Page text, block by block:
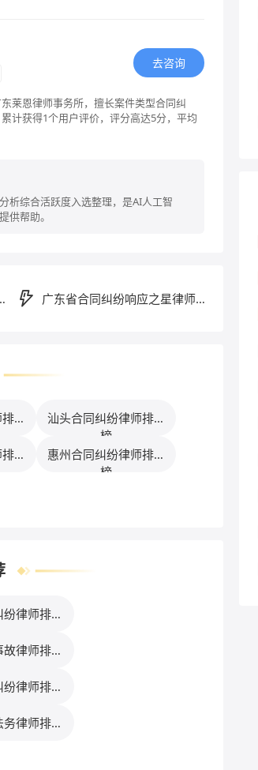
去咨询
莱恩律师事务所，擅长案件类型合同纠
计获得1个用户评价，评分高达5分，平均
析综合活跃度入选整理，是AI人工智
供帮助。
广东省合同纠纷响应之星律师排
行
汕头合同纠纷律师排行
榜
行
惠州合同纠纷律师排行
榜
律师排行
律师排行
律师排行
律师排行